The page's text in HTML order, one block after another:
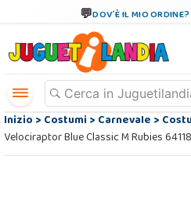
DOV´È IL MIO ORDINE?
Inizio>Costumi>Carnevale>
Velociraptor Blue Classic M Rubies